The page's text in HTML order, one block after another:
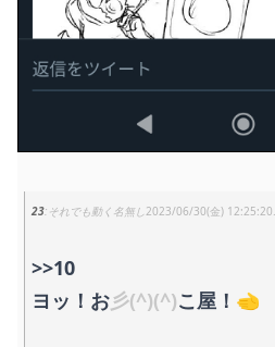
23 それでも動く名無し2023/06/30(金)
>>10
ヨッ！お彡(^)(^)こ屋！🫲